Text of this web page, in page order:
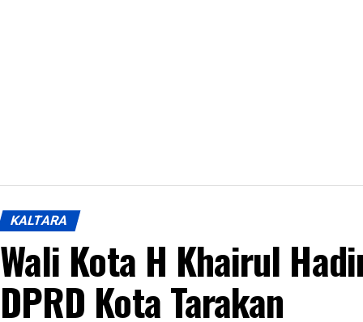
KALTARA
Wali Kota H Khairul
DPRD Kota Tarakan